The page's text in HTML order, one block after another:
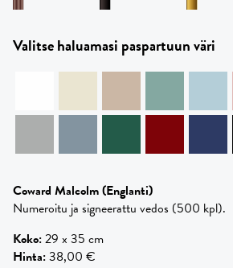
Valitse haluamasi paspartuun väri
Coward Malcolm(Englanti)
Numeroitu ja signeerattu vedos (500 kpl).
Koko:29 x 35 cm
Hinta:38,00 €